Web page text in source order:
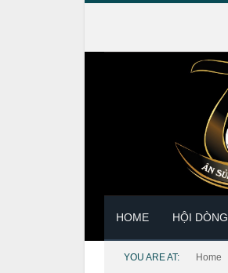
HOME HỘI DÒNG
YOU ARE AT: Home